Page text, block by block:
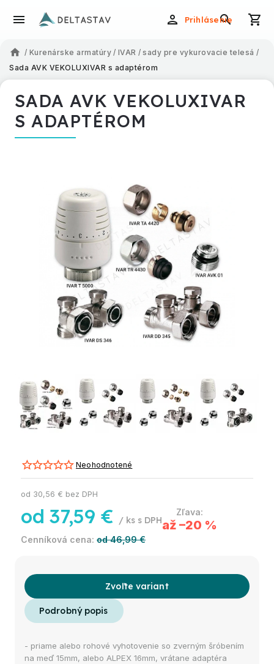
Prihlásenie
/ Kurenárske armatúry / IVAR / sady pre vykurovacie telesá /
Sada AVK VEKOLUXIVAR s adaptérom
SADA AVK VEKOLUXIVAR
S ADAPTÉROM
Neohodnotené
od 46,99 €
až –20 %
od 37,59 € / ks
od 30,56 € bez DPH
Zvoľte variant
- priame alebo rohové vyhotovenie so zverným šróbením
na meď 15mm, alebo ALPEX 16mm, vrátane adaptéra